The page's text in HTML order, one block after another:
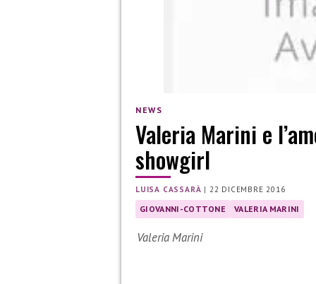
NEWS
Valeria Marini e
showgirl
LUISA CASSARÀ | 22 DICEMBRE 2016
GIOVANNI-COTTONE VALERIA MARINI
Valeria Marini